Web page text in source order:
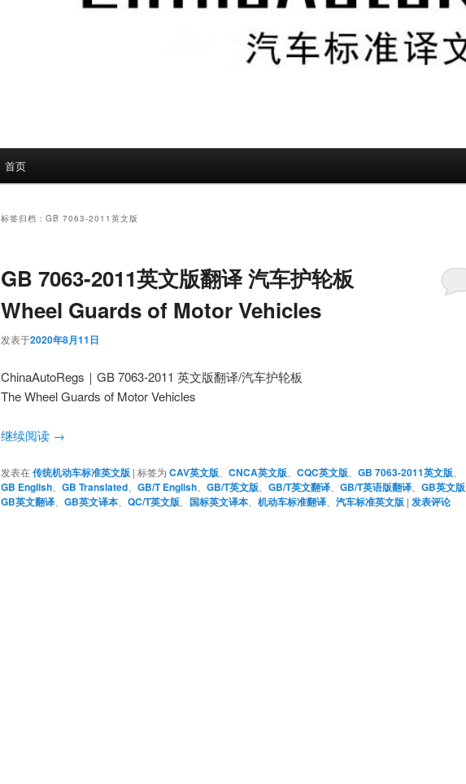
首页
标签归档： GB 7063-2011英文版
GB 7063-2011英文版翻译 汽车护轮板
Wheel Guards of Motor Vehicles
发表于2020年8月11日
ChinaAutoRegs｜GB 7063-2011 英文版翻译/汽车护轮板
The Wheel Guards of Motor Vehicles
继续阅读 →
发表在传统机动车标准英文版 | 标签为 CAV英文版 CNCA英文版 CQC英文版 GB 7063-2011英文版
GB English GB Translated GB/T English GB/T英文版 GB/T英文翻译 GB/T英语版翻译 GB英文版
GB英文翻译 GB英文译本 QC/T英文版 国标英文译本 机动车标准翻译 汽车标准英文版 | 发表评论